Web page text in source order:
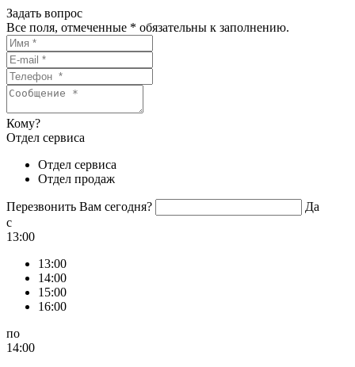
Задать вопрос
Все поля, отмеченные * обязательны к заполнению.
Кому?
Отдел сервиса
Отдел сервиса
Отдел продаж
Перезвонить Вам сегодня?
Да
c
13:00
13:00
14:00
15:00
16:00
по
14:00